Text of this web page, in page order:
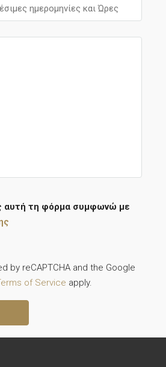
αυτή τη φόρμα συμφωνώ με
by reCAPTCHA and the Google
of Service apply.